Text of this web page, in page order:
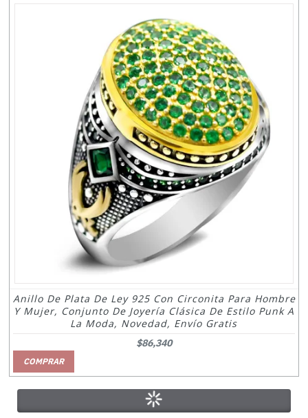
Anillo De Plata De Ley 925 Con Circonita Para Hombre
Y Mujer, Conjunto De Joyería Clásica De Estilo Punk A
La Moda, Novedad, Envío Gratis
$86,340
COMPRAR